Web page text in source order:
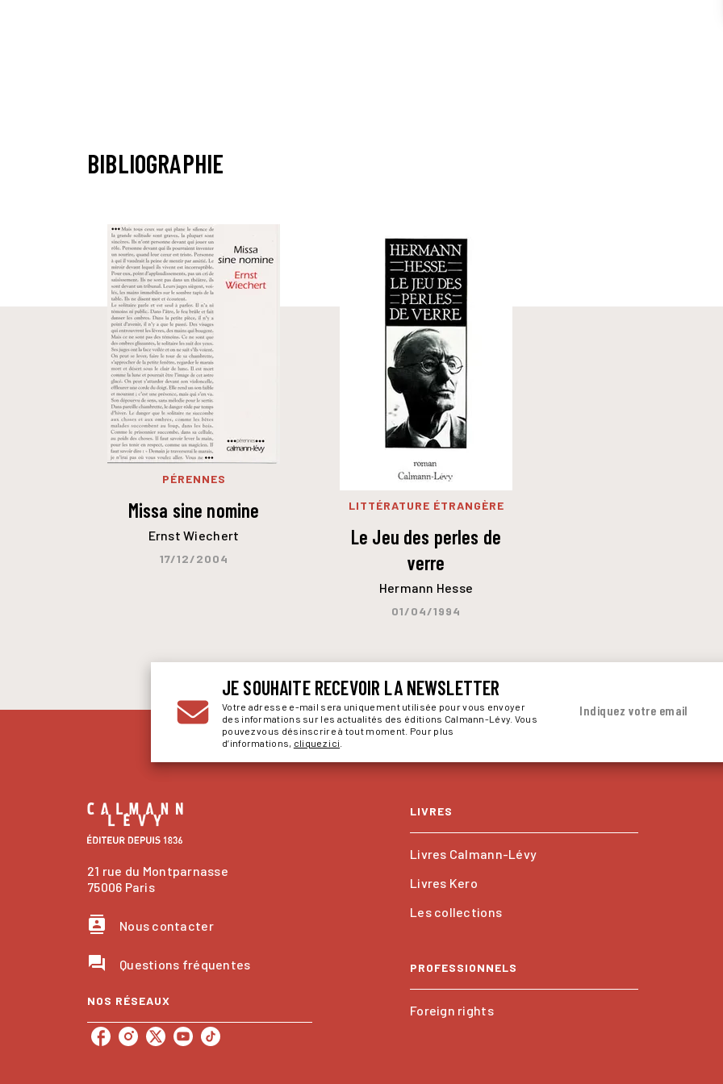
BIBLIOGRAPHIE
PÉRENNES
Missa sine nomine
Ernst Wiechert
17/12/2004
LITTÉRATURE ÉTRANGÈRE
Le Jeu des perles de
verre
Hermann Hesse
01/04/1994
JE SOUHAITE RECEVOIR LA NEWSLETTER
Votre adresse e-mail sera uniquement utilisée pour vous envoyer
des informations sur les actualités des éditions Calmann-Lévy. Vous
pouvez vous désinscrire à tout moment. Pour plus
d’informations, cliquez ici
Indiquez votre email
21 rue du Montparnasse
75006 Paris
contacts Nous contacter
question_answer Questions fréquentes
NOS RÉSEAUX
LIVRES
Livres Calmann-Lévy
Livres Kero
Les collections
PROFESSIONNELS
Foreign rights